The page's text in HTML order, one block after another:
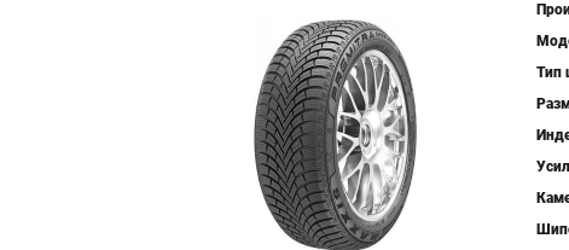
Тип